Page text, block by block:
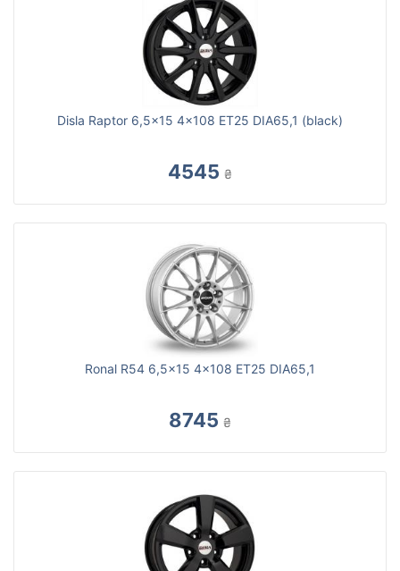
Disla Raptor 6,5x15 4x108 ET25 DIA65,1 (black)
4545 ₴
Ronal R54 6,5x15 4x108 ET25 DIA65,1
8745 ₴